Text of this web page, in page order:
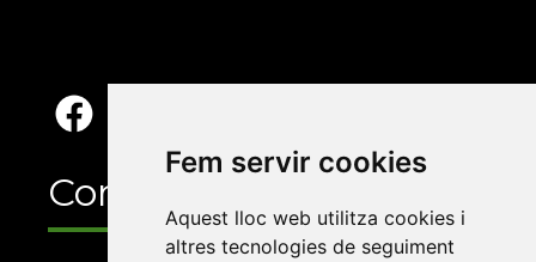
Fem servir cookies
Aquest lloc web utilitza cookies i
altres tecnologies de seguiment
Contacte